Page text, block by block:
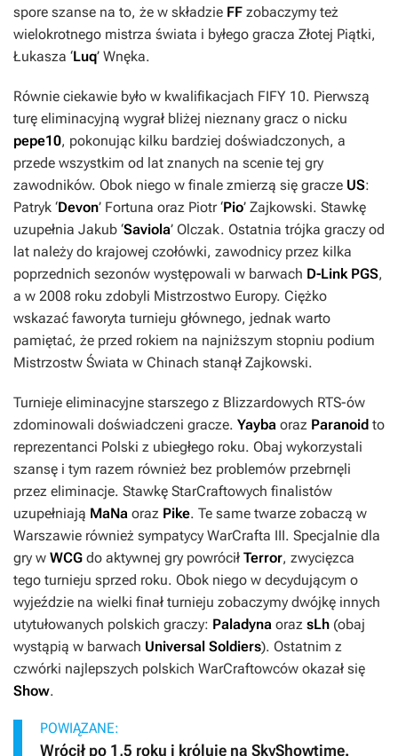
spore szanse na to, że w składzie FF zobaczymy też
wielokrotnego mistrza świata i byłego gracza Złotej Piątki,
Łukasza ‘Luq’ Wnęka.
Równie ciekawie było w kwalifikacjach FIFY 10. Pierwszą
turę eliminacyjną wygrał bliżej nieznany gracz o nicku
pepe10, pokonując kilku bardziej doświadczonych, a
przede wszystkim od lat znanych na scenie tej gry
zawodników. Obok niego w finale zmierzą się gracze US:
Patryk ‘Devon’ Fortuna oraz Piotr ‘Pio’ Zajkowski. Stawkę
uzupełnia Jakub ‘Saviola’ Olczak. Ostatnia trójka graczy od
lat należy do krajowej czołówki, zawodnicy przez kilka
poprzednich sezonów występowali w barwach D-Link PGS,
a w 2008 roku zdobyli Mistrzostwo Europy. Ciężko
wskazać faworyta turnieju głównego, jednak warto
pamiętać, że przed rokiem na najniższym stopniu podium
Mistrzostw Świata w Chinach stanął Zajkowski.
Turnieje eliminacyjne starszego z Blizzardowych RTS-ów
zdominowali doświadczeni gracze. Yayba oraz Paranoid to
reprezentanci Polski z ubiegłego roku. Obaj wykorzystali
szansę i tym razem również bez problemów przebrnęli
przez eliminacje. Stawkę StarCraftowych finalistów
uzupełniają MaNa oraz Pike. Te same twarze zobaczą w
Warszawie również sympatycy WarCrafta III. Specjalnie dla
gry w WCG do aktywnej gry powrócił Terror, zwycięzca
tego turnieju sprzed roku. Obok niego w decydującym o
wyjeździe na wielki finał turnieju zobaczymy dwójkę innych
utytułowanych polskich graczy: Paladyna oraz sLh (obaj
wystąpią w barwach Universal Soldiers). Ostatnim z
czwórki najlepszych polskich WarCraftowców okazał się
Show.
POWIĄZANE:
Wrócił po 1,5 roku i króluje na SkyShowtime.